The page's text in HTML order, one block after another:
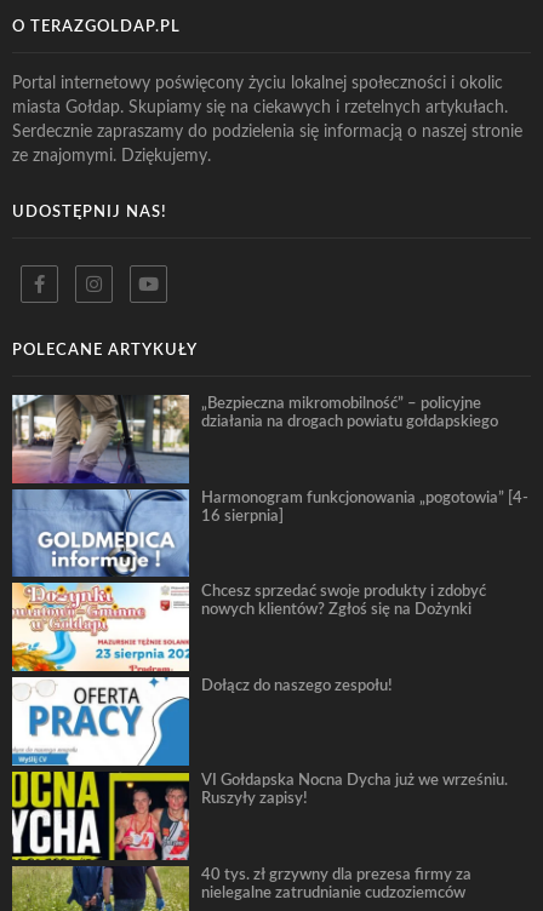
O TERAZGOLDAP.PL
Portal internetowy poświęcony życiu lokalnej społeczności i okolic
miasta Gołdap. Skupiamy się na ciekawych i rzetelnych artykułach.
Serdecznie zapraszamy do podzielenia się informacją o naszej stronie
ze znajomymi. Dziękujemy.
UDOSTĘPNIJ NAS!
POLECANE ARTYKUŁY
„Bezpieczna mikromobilność” – policyjne
działania na drogach powiatu gołdapskiego
Harmonogram funkcjonowania „pogotowia” [4-
16 sierpnia]
Chcesz sprzedać swoje produkty i zdobyć
nowych klientów? Zgłoś się na Dożynki
Dołącz do naszego zespołu!
VI Gołdapska Nocna Dycha już we wrześniu.
Ruszyły zapisy!
40 tys. zł grzywny dla prezesa firmy za
nielegalne zatrudnianie cudzoziemców